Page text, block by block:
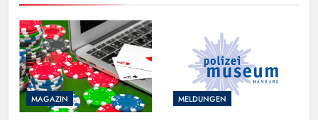
MAGAZIN MELDUNGEN